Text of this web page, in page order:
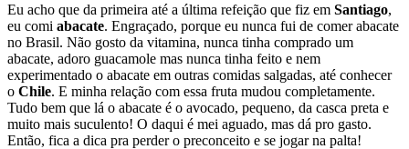
Eu acho que da primeira até a última refeição que fiz em Santiago,
eu comi abacate. Engraçado, porque eu nunca fui de comer abacate
no Brasil. Não gosto da vitamina, nunca tinha comprado um
abacate, adoro guacamole mas nunca tinha feito e nem
experimentado o abacate em outras comidas salgadas, até conhecer
o Chile. E minha relação com essa fruta mudou completamente.
Tudo bem que lá o abacate é o avocado, pequeno, da casca preta e
muito mais suculento! O daqui é mei aguado, mas dá pro gasto.
Então, fica a dica pra perder o preconceito e se jogar na palta!